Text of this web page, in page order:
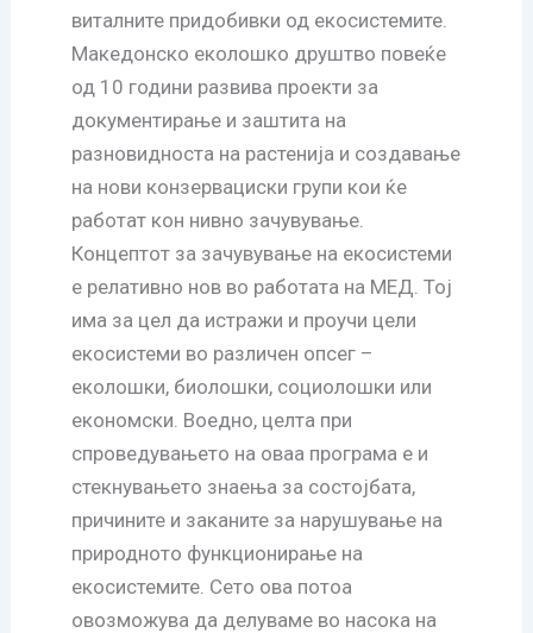
виталните придобивки од екосистемите.
Македонско еколошко друштво повеќе
од 10 години развива проекти за
документирање и заштита на
разновидноста на растенија и создавање
на нови конзервациски групи кои ќе
работат кон нивно зачувување.
Концептот за зачувување на екосистеми
е релативно нов во работата на МЕД. Тој
има за цел да истражи и проучи цели
екосистеми во различен опсег –
еколошки, биолошки, социолошки или
економски. Воедно, целта при
спроведувањето на оваа програма е и
стекнувањето знаења за состојбата,
причините и заканите за нарушување на
природното функционирање на
екосистемите. Сето ова потоа
овозможува да делуваме во насока на